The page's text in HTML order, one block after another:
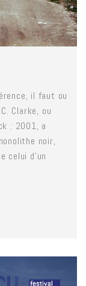
il faut ou
Clarke, ou
: 2001, a
noir,
celui d’un